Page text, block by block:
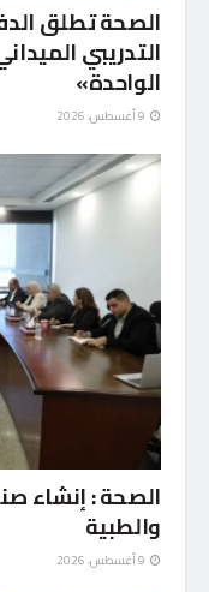
الصحة تطلق
التدريبي
الواحدة»
الصحة : إنشاء
والطبية